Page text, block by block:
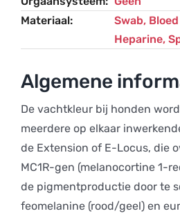
Materiaal
Swab,
Heparine,
Algemene
De vachtkleur bij honden
meerdere op elkaar
de Extension of E-Locus, die
MC1R-gen (melanocortine 1-
de pigmentproductie door te
feomelanine (rood/geel) en